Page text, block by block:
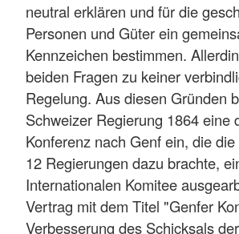
neutral erklären und für die
Personen und Güter ein
Kennzeichen bestimmen.
beiden Fragen zu keiner
Regelung. Aus diesen Gründen
Schweizer Regierung 1864 eine
Konferenz nach Genf ein, die
12 Regierungen dazu brachte,
Internationalen Komitee
Vertrag mit dem Titel "Genfer
Verbesserung des Schicksals